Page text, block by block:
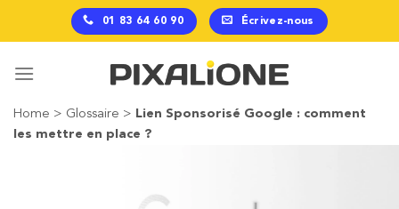
01 83 64 60 90 Écrivez-nous
Home > Glossaire > Lien Sponsorisé Google : comment
les mettre en place ?